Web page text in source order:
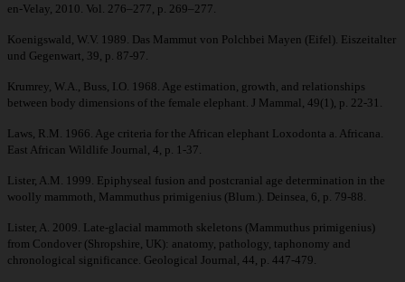
en-Velay, 2010. Vol. 276–277, p. 269–277.
Koenigswald, W.V. 1989. Das Mammut von Polchbei Mayen (Eifel). Eiszeitalter
und Gegenwart, 39, p. 87-97.
Krumrey, W.A., Buss, I.O. 1968. Age estimation, growth, and relationships
between body dimensions of the female elephant. J Mammal, 49(1), p. 22-31.
Laws, R.M. 1966. Age criteria for the African elephant Loxodonta a. Africana.
East African Wildlife Journal, 4, p. 1-37.
Lister, A.M. 1999. Epiphyseal fusion and postcranial age determination in the
woolly mammoth, Mammuthus primigenius (Blum.). Deinsea, 6, p. 79-88.
Lister, A. 2009. Late-glacial mammoth skeletons (Mammuthus primigenius)
from Condover (Shropshire, UK): anatomy, pathology, taphonomy and
chronological significance. Geological Journal, 44, p. 447-479.